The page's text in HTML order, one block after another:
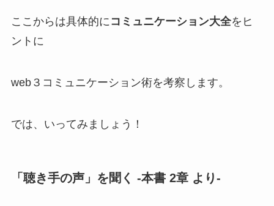
ここからは具体的にコミュニケーション大全をヒ
ントに
web３コミュニケーション術を考察します。
では、いってみましょう！
「聴き手の声」を聞く -本書 2章 より-